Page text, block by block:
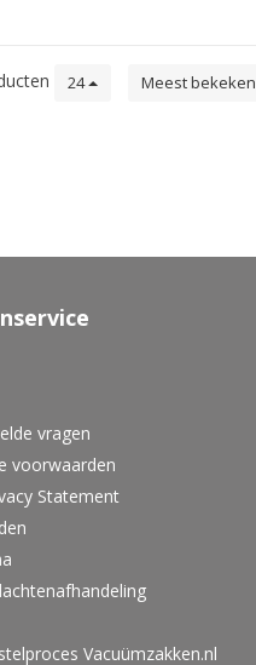
24 Meest bekeken
vragen
voorwaarden
Statement
Vacuümzakken.nl